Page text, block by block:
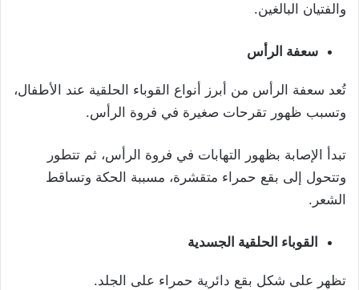
والفتيان البالغين.
سعفة الرأس
تُعد سعفة الرأس من أبرز أنواع القوباء الحلقية عند الأطفال،
وتسبب ظهور تقرحات صغيرة في فروة الرأس.
تبدأ الإصابة بظهور التهابات في فروة الرأس، ثم تتطور
وتتحول إلى بقع حمراء متقشرة، مسببة الحكة وتساقط
الشعر.
القوباء الحلقية الجسدية
تظهر على شكل بقع دائرية حمراء على الجلد.